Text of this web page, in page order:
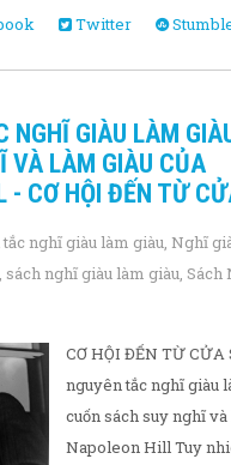
Twitter
NGHĨ GIÀU LÀM
VÀ LÀM GIÀU CỦA
- CƠ HỘI ĐẾN TỪ
tắc nghĩ giàu làm giàu Nghĩ
sách nghĩ giàu làm giàu Sách
CƠ HỘI ĐẾN TỪ CỬA
nguyên tắc nghĩ giàu
cuốn sách suy nghĩ
Napoleon Hill Tuy